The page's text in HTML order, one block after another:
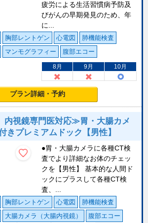
疲労による生活習慣病予防及
びがんの早期発見のため、年
に...
胸部レントゲン 心電図
肺機能検査
マンモグラフィー 腹部エコー
8月 9月 10月
プラン詳細・予約
視鏡専門医対応≫胃・大腸カメ
きプレミアムドック【男性】
●胃・大腸カメラに各種CT検
査でより詳細なお体のチェッ
クを【男性】 基本的な人間ド
ックにプラスして各種CT検
査、...
胸部レントゲン 心電図
肺機能検査
大腸カメラ（大腸内視鏡）
腹部エコー